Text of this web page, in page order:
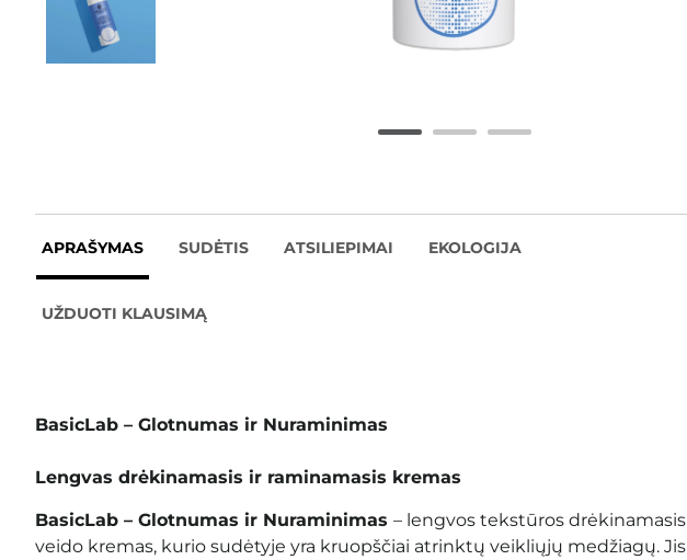
APRAŠYMAS SUDĖTIS ATSILIEPIMAI EKOLOGIJA
UŽDUOTI KLAUSIMĄ
BasicLab – Glotnumas ir Nuraminimas
Lengvas drėkinamasis ir raminamasis kremas
BasicLab – Glotnumas ir Nuraminimas – lengvos tekstūros drėkinamasis
veido kremas, kurio sudėtyje yra kruopščiai atrinktų veikliųjų medžiagų. Jis